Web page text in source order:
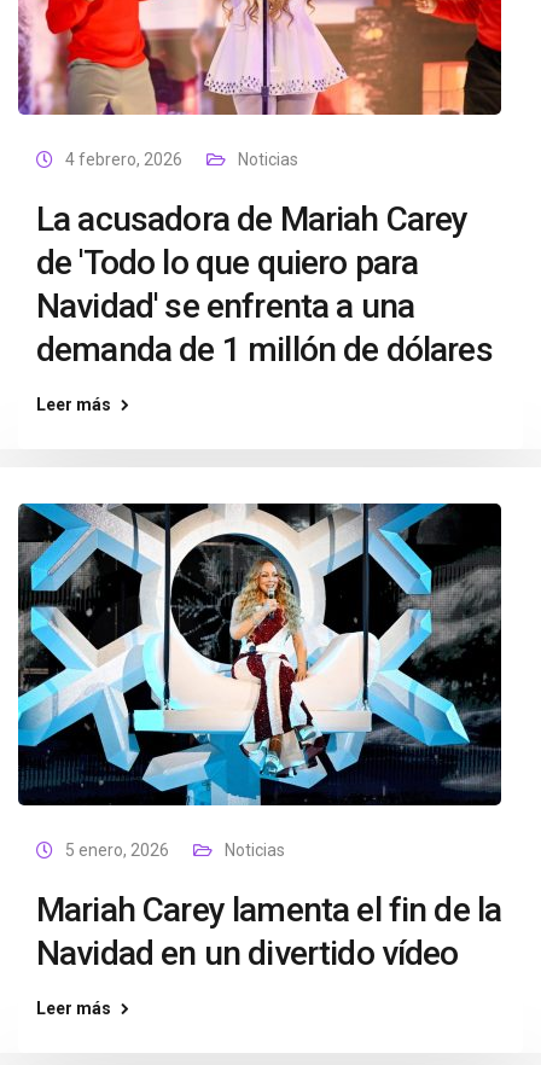
4 febrero, 2026 Noticias
La acusadora de Mariah Carey
de 'Todo lo que quiero para
Navidad' se enfrenta a una
demanda de 1 millón de dólares
Leer más
5 enero, 2026 Noticias
Mariah Carey lamenta el fin de la
Navidad en un divertido vídeo
Leer más